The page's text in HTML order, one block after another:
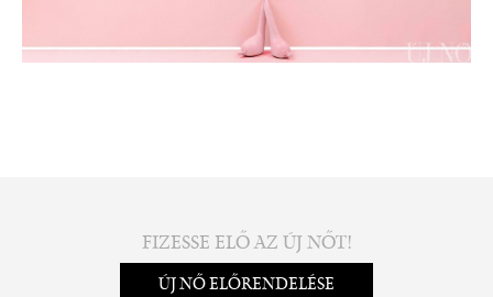
FIZESSE ELŐ AZ ÚJ NŐT!
ÚJ NŐ ELŐRENDELÉSE